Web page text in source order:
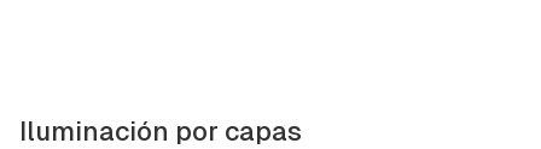
Iluminación por capas